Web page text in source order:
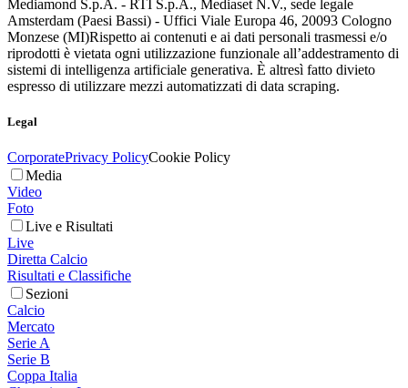
Mediamond S.p.A. - RTI S.p.A., Mediaset N.V., sede legale
Amsterdam (Paesi Bassi) - Uffici Viale Europa 46, 20093 Cologno
Monzese (MI)Rispetto ai contenuti e ai dati personali trasmessi e/o
riprodotti è vietata ogni utilizzazione funzionale all’addestramento di
sistemi di intelligenza artificiale generativa. È altresì fatto divieto
espresso di utilizzare mezzi automatizzati di data scraping.
Legal
CorporatePrivacy PolicyCookie Policy
Media
Video
Foto
Live e Risultati
Live
Diretta Calcio
Risultati e Classifiche
Sezioni
Calcio
Mercato
Serie A
Serie B
Coppa Italia